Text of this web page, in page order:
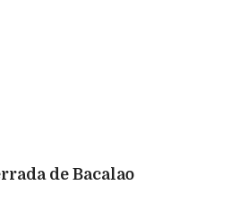
de Bacalao